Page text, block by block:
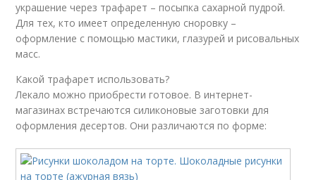
украшение через трафарет – посыпка сахарной пудрой.
Для тех, кто имеет определенную сноровку –
оформление с помощью мастики, глазурей и рисовальных
масс.
Какой трафарет использовать?
Лекало можно приобрести готовое. В интернет-
магазинах встречаются силиконовые заготовки для
оформления десертов. Они различаются по форме: